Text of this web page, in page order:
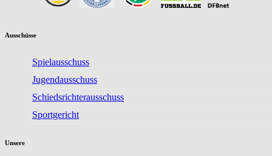
Ausschüsse
Spielausschuss
Jugendausschuss
Schiedsrichterausschuss
Sportgericht
Unsere